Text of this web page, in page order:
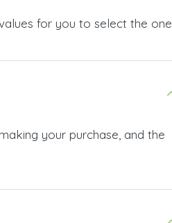
for you to select the one
your purchase, and the